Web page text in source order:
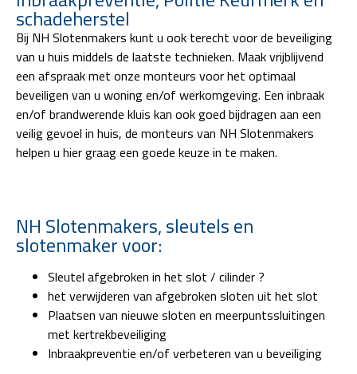
schadeherstel
Bij NH Slotenmakers kunt u ook terecht voor de beveiliging
van u huis middels de laatste technieken. Maak vrijblijvend
een afspraak met onze monteurs voor het optimaal
beveiligen van u woning en/of werkomgeving. Een inbraak
en/of brandwerende kluis kan ook goed bijdragen aan een
veilig gevoel in huis, de monteurs van NH Slotenmakers
helpen u hier graag een goede keuze in te maken.
NH Slotenmakers, sleutels en
slotenmaker voor:
Sleutel afgebroken in het slot / cilinder ?
het verwijderen van afgebroken sloten uit het slot
Plaatsen van nieuwe sloten en meerpuntssluitingen
met kertrekbeveiliging
Inbraakpreventie en/of verbeteren van u beveiliging